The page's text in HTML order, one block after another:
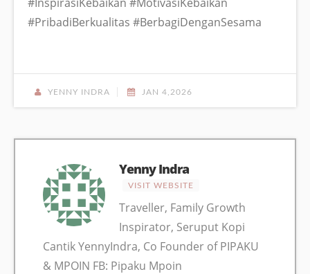
#PribadiBerkualitas #BerbagiDenganSesama
YENNY INDRA JAN 4,2026
Yenny Indra
VISIT WEBSITE
Traveller, Family Growth
Inspirator, Seruput Kopi
Cantik YennyIndra, Co Founder of PIPAKU
& MPOIN FB: Pipaku Mpoin